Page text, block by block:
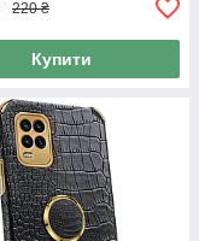
220 ₴
Купити